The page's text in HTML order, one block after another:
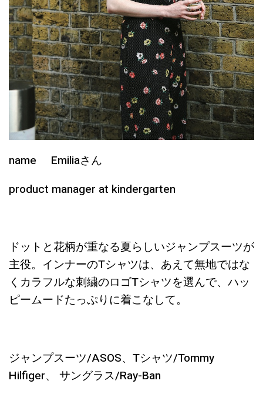
name Emiliaさん
product manager at kindergarten
ドットと花柄が重なる夏らしいジャンプスーツが
主役。インナーのTシャツは、あえて無地ではな
くカラフルな刺繍のロゴTシャツを選んで、ハッ
ピームードたっぷりに着こなして。
ジャンプスーツ/ASOS、Tシャツ/Tommy
Hilfiger、 サングラス/Ray-Ban